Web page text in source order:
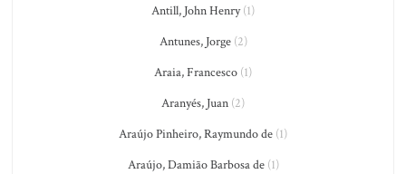
Antill, John Henry(1)
Antunes, Jorge(2)
Araia, Francesco (1)
Aranyés, Juan (2)
Araújo Pinheiro, Raymundo de (1)
Araújo, Damião Barbosa de(1)